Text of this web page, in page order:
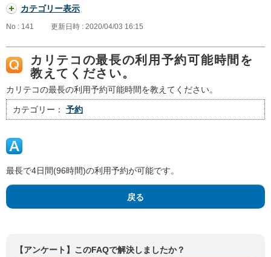
カテゴリー表示
No : 141 更新日時 : 2020/04/03 16:15
カリテコの最長の利用予約可能時間を
教えてください。
カリテコの最長の利用予約可能時間を教えてください。
カテゴリー： 予約
最長で4日間(96時間)の利用予約が可能です。
戻る
【アンケート】このFAQで解決しましたか？